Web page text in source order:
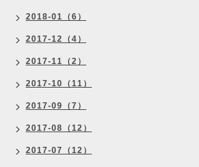
2018-01（6）
2017-12（4）
2017-11（2）
2017-10（11）
2017-09（7）
2017-08（12）
2017-07（12）